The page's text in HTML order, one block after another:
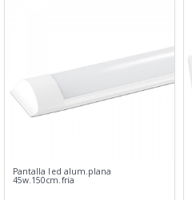
Pantalla led alum.plana
45w.150cm.fria